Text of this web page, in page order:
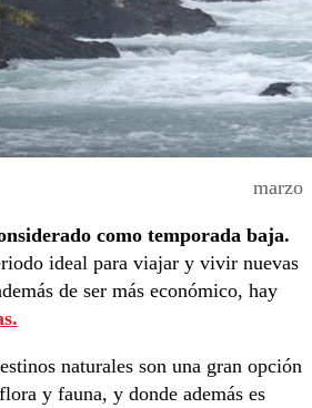
marzo
como temporada baja.
ideal para viajar y vivir nuevas
de ser más económico, hay
naturales son una gran opción
y fauna, y donde además es